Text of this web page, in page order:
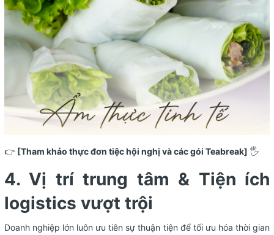
👉 [Tham khảo thực đơn tiệc hội nghị và các gói Teabreak] 🖐️
4. Vị trí trung tâm & Tiện ích
logistics vượt trội
Doanh nghiệp lớn luôn ưu tiên sự thuận tiện để tối ưu hóa thời gian